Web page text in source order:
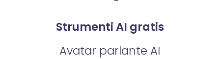
Strumenti AI gratis
Avatar parlante AI